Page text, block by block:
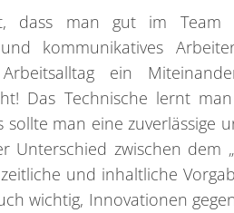
dass man gut im Team
und kommunikatives
ein
Das Technische lernt
man eine zuverlässige
zwischen dem
und inhaltliche
wichtig, Innovationen